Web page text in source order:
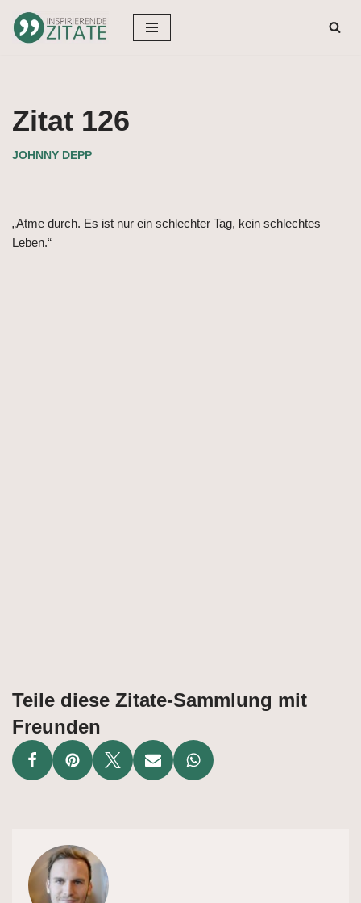
Zum
Zitat 126
JOHNNY DEPP
„Atme durch. Es ist nur ein schlechter Tag, kein schlechtes
Leben.“
Teile diese Zitate-Sammlung mit
Freunden